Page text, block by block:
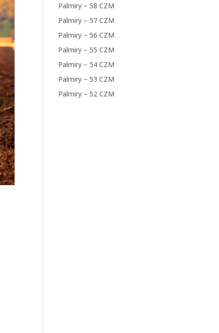
Palmiry – 58 CZM
Palmiry – 57 CZM
Palmiry – 56 CZM
Palmiry – 55 CZM
Palmiry – 54 CZM
Palmiry – 53 CZM
Palmiry – 52 CZM